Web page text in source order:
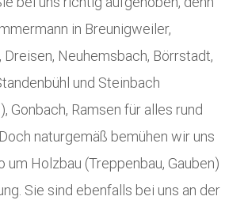
in Breunigweiler,
Neuhemsbach, Börrstadt,
und Steinbach
Gonbach, Ramsen für alles rund
naturgemäß bemühen wir uns
um Holzbau (Treppenbau, Gauben)
Sie sind ebenfalls bei uns an der